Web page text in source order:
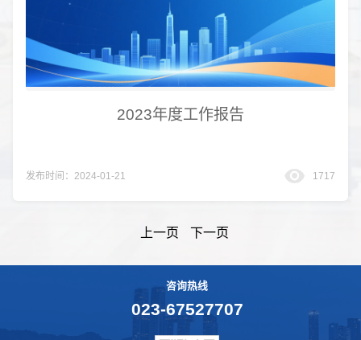
2023年度工作报告
发布时间：2024-01-21 1717
上一页 下一页
咨询热线
023-67527707